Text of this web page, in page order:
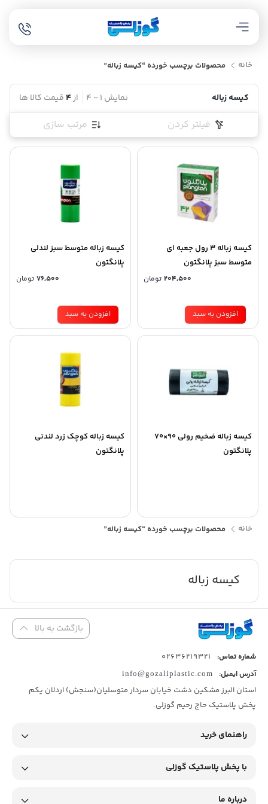
خانه محصولات برچسب خورده “کیسه زباله”
کیسه زباله نمایش 1
-
4 از4قیمت کالا ها
فیلتر کردن مرتب سازی
کیسه زباله 3 رول جعبه ای
متوسط سبز پلانگتون
تومان
افزودن به سبد
کیسه زباله متوسط سبز لندلی
پلانگتون
تومان
افزودن به سبد
کیسه زباله ضخیم رولی 90×70
پلانگتون
کیسه زباله کوچک زرد لندنی
پلانگتون
خانه محصولات برچسب خورده “کیسه زباله”
کیسه زباله
بازگشت به بالا
شماره تماس: 02636219321
آدرس ایمیل: info@gozaliplastic.com
استان البرز مشکین دشت خیابان سردار متوسلیان(سنجش) اردلان یکم
پخش پلاستیک حاج رحیم گوزلی.
راهنمای خرید
با پخش پلاستیک گوزلی
درباره ما